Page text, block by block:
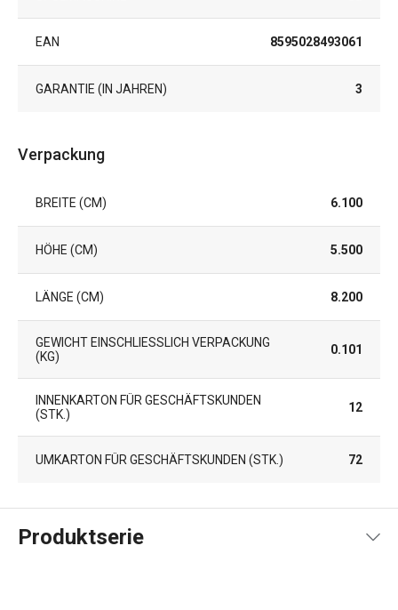
EAN 8595028493061
GARANTIE (IN JAHREN) 3
Verpackung
BREITE (CM) 6.100
HÖHE (CM) 5.500
LÄNGE (CM) 8.200
GEWICHT EINSCHLIESSLICH VERPACKUNG (
KG)
0.101
INNENKARTON FÜR GESCHÄFTSKUNDEN
(STK.)
12
UMKARTON FÜR GESCHÄFTSKUNDEN (STK.) 72
Produktserie